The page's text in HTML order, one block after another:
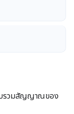
รวมสัญญาณของ